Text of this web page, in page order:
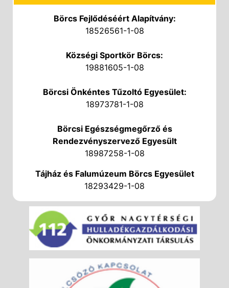
Börcs Fejlődéséért Alapítvány:
18526561-1-08
Községi Sportkör Börcs:
19881605-1-08
Börcsi Önkéntes Tűzoltó Egyesület:
18973781-1-08
Börcsi Egészségmegőrző és
Rendezvényszervező Egyesült
18987258-1-08
Tájház és Falumúzeum Börcs Egyesület
18293429-1-08